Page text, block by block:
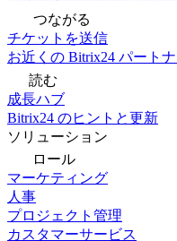
つながる
チケットを送信
お近くの Bitrix24 パート
読む
成長ハブ
Bitrix24 のヒントと更新
ソリューション
ロール
マーケティング
人事
プロジェクト管理
カスタマーサービス